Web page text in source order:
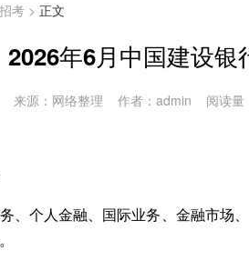
考 > 正文
2026年6月中国建设
来源：网络整理 作者：admin 阅读量
、个人金融、国际业务、金融市场